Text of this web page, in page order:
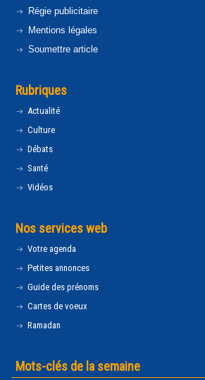
Régie publicitaire
Mentions légales
Soumettre article
Rubriques
Actualité
Culture
Débats
Santé
Vidéos
Nos services web
Votre agenda
Petites annonces
Guide des prénoms
Cartes de voeux
Ramadan
Mots-clés de la semaine